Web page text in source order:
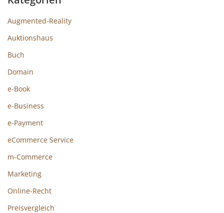
Augmented-Reality
Auktionshaus
Buch
Domain
e-Book
e-Business
e-Payment
eCommerce Service
m-Commerce
Marketing
Online-Recht
Preisvergleich